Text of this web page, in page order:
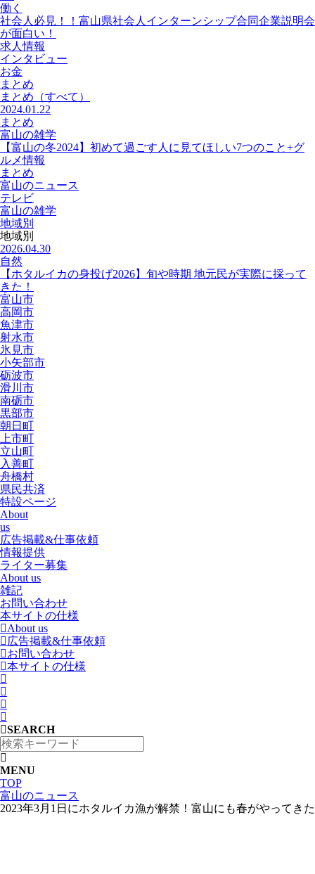
働く
社会人必見！！富山県社会人インターンシップ合同企業説明会
が面白い！
求人情報
インタビュー
お金
まとめ
まとめ （すべて）
2024.01.22
まとめ
富山の雑学
【富山の冬2024】初めて過ごす人に見てほしい7つのこと+グ
ルメ情報
まとめ
富山のニュース
テレビ
富山の雑学
地域別
地域別
2026.04.30
自然
【ホタルイカの身投げ2026】旬や時期 地元民が実際に採って
きた！
富山市
高岡市
魚津市
射水市
氷見市
小矢部市
砺波市
滑川市
南砺市
黒部市
朝日町
上市町
立山町
入善町
舟橋村
県民共済
特設ページ
About
us
広告掲載&仕事依頼
情報提供
ライター募集
About us
雑記
お問い合わせ
本サイトの仕様
About us
広告掲載&仕事依頼
お問い合わせ
本サイトの仕様
SEARCH
MENU
TOP
富山のニュース
2023年3月1日にホタルイカ漁が解禁！富山にも春がやってきた